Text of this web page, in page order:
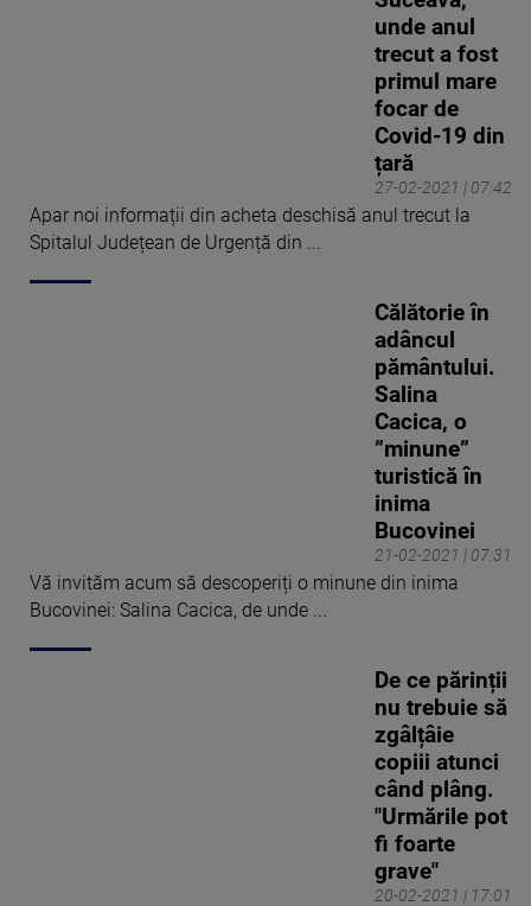
27-02-2021 | 07:42
unde anul
trecut a fost
primul mare
focar de
Covid-19 din
țară
Apar noi informații din acheta deschisă anul trecut la
Spitalul Județean de Urgență din ...
21-02-2021 | 07:31
Călătorie în
adâncul
pământului.
Salina
Cacica, o
”minune”
turistică în
inima
Bucovinei
Vă invităm acum să descoperiți o minune din inima
Bucovinei: Salina Cacica, de unde ...
20-02-2021 | 17:01
De ce părinții
nu trebuie să
zgâlțâie
copiii atunci
când plâng.
"Urmările pot
fi foarte
grave"